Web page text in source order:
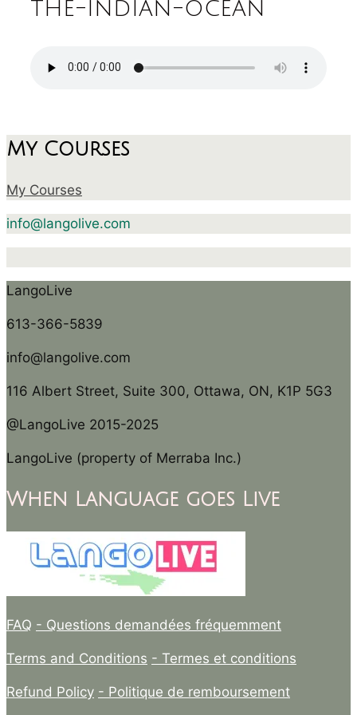
the-indian-ocean
My Courses
My Courses
info@langolive.com
LangoLive
613-366-5839
info@langolive.com
116 Albert Street, Suite 300, Ottawa, ON, K1P 5G3
@LangoLive 2015-2025
LangoLive (property of Merraba Inc.)
When Language goes Live
FAQ - Questions demandées fréquemment
Terms and Conditions - Termes et conditions
Refund Policy - Politique de remboursement